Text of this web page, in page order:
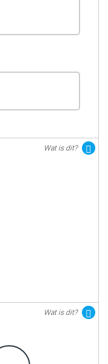
Wat is dit?
Wat is dit?